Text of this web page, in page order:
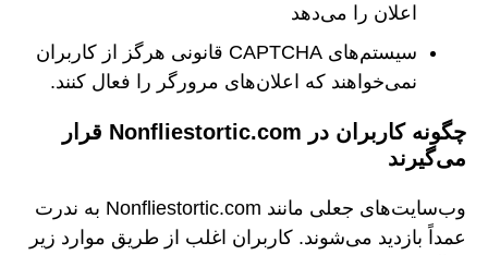
اعلان را می‌دهد
سیستم‌های CAPTCHA قانونی هرگز از کاربران
نمی‌خواهند که اعلان‌های مرورگر را فعال کنند.
چگونه کاربران در Nonfliestortic.com قرار
می‌گیرند
وب‌سایت‌های جعلی مانند Nonfliestortic.com به ندرت
عمداً بازدید می‌شوند. کاربران اغلب از طریق موارد زیر